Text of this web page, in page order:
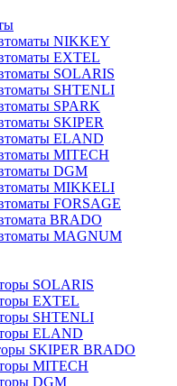
NIKKEY
EXTEL
SOLARIS
SHTENLI
SPARK
SKIPER
ELAND
MITECH
DGM
MIKKELI
FORSAGE
BRADO
MAGNUM
SOLARIS
EXTEL
SHTENLI
ELAND
SKIPER BRADO
MITECH
DGM